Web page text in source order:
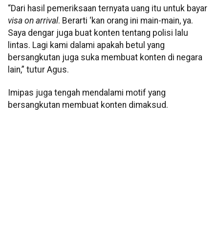
“Dari hasil pemeriksaan ternyata uang itu untuk bayar
visa on arrival. Berarti ‘kan orang ini main-main, ya.
Saya dengar juga buat konten tentang polisi lalu
lintas. Lagi kami dalami apakah betul yang
bersangkutan juga suka membuat konten di negara
lain,” tutur Agus.
Imipas juga tengah mendalami motif yang
bersangkutan membuat konten dimaksud.